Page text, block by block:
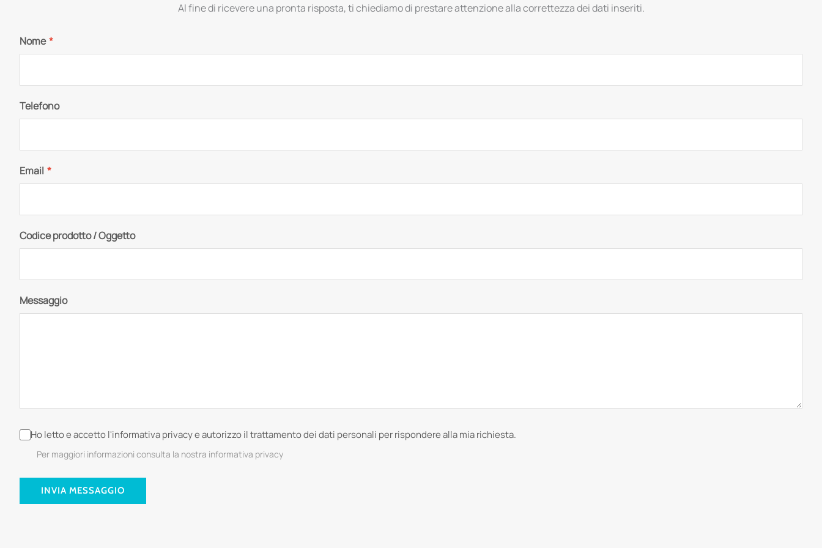
Al fine di ricevere una pronta risposta, ti chiediamo di prestare attenzione alla correttezza dei dati inseriti.
Nome*
Telefono
Email *
Codice prodotto / Oggetto
Messaggio
Ho letto e accetto l'informativa privacy e autorizzo il trattamento dei dati personali per rispondere alla mia richiesta.
Per maggiori informazioni consulta la nostra informativa privacy
INVIA MESSAGGIO